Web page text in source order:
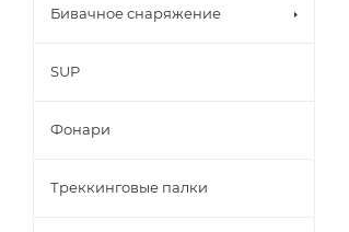
Бивачное снаряжение
SUP
Фонари
Треккинговые палки